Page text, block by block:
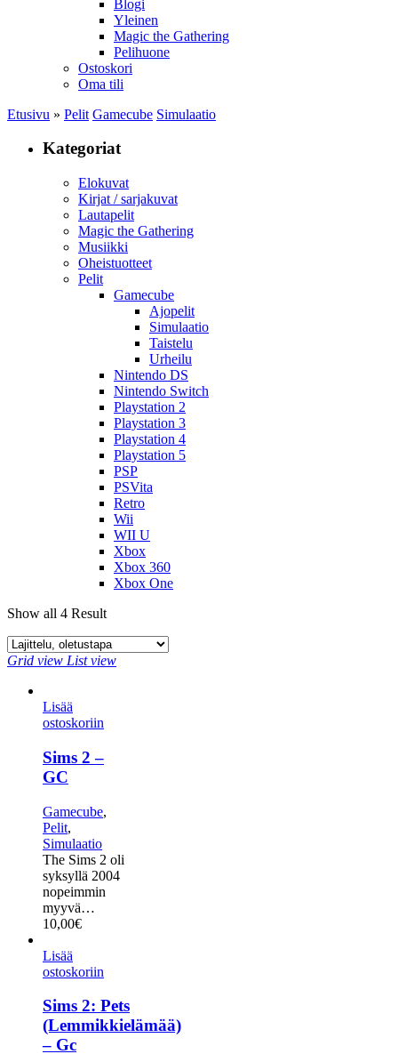
Blogi
Yleinen
Magic the Gathering
Pelihuone
Ostoskori
Oma tili
Etusivu » Pelit Gamecube Simulaatio
Kategoriat
Elokuvat
Kirjat / sarjakuvat
Lautapelit
Magic the Gathering
Musiikki
Oheistuotteet
Pelit
Gamecube
Ajopelit
Simulaatio
Taistelu
Urheilu
Nintendo DS
Nintendo Switch
Playstation 2
Playstation 3
Playstation 4
Playstation 5
PSP
PSVita
Retro
Wii
WII U
Xbox
Xbox 360
Xbox One
Show all 4 Result
Grid view List view
Lisää
ostoskoriin
Sims 2 –
GC
Gamecube,
Pelit,
Simulaatio
The Sims 2 oli
syksyllä 2004
nopeimmin
myyvä…
10,00€
Lisää
ostoskoriin
Sims 2: Pets
(Lemmikkielämää)
– Gc